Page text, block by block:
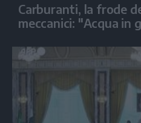
Carburanti, la frode
meccanici: "Acqua in